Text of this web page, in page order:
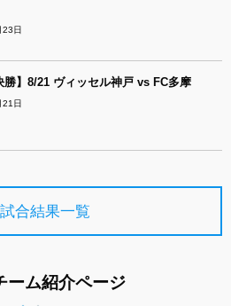
日
勝】8/21 ヴィッセル神戸 vs FC多摩
日
試合結果一覧
ーム紹介ページ